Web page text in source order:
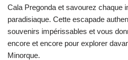
Cala Pregonda et savourez chaque
paradisiaque. Cette escapade
souvenirs impérissables et vous
encore et encore pour explorer
Minorque.